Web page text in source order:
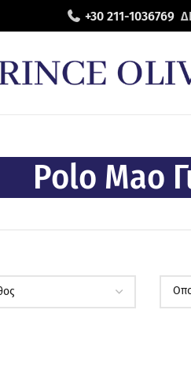
+30 211-1036769
Polo Mao